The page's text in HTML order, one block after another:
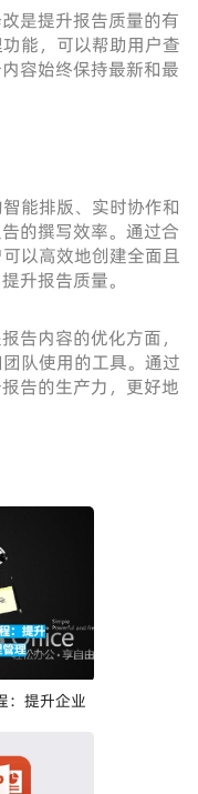
是提升报告质量的有
能，可以帮助用户查
容始终保持最新和最
能排版、实时协作和
的撰写效率。通过合
以高效地创建全面且
升报告质量。
告内容的优化方面，
队使用的工具。通过
告的生产力，更好地
：提升企业